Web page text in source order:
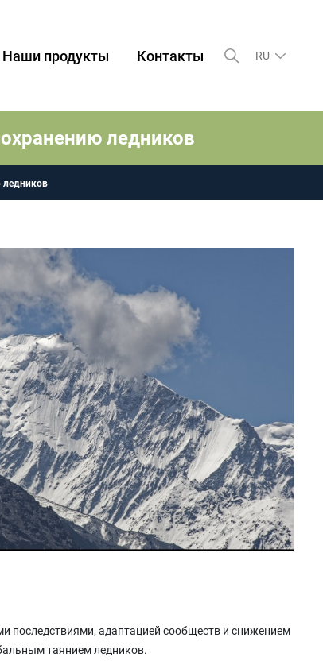
Наши продукты Контакты RU
ледников
ледников
последствиями, адаптацией сообществ и снижением
таянием ледников.